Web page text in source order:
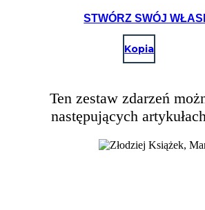
STWÓRZ SWÓJ
Kopia
Ten zestaw zdarzeń
następujących